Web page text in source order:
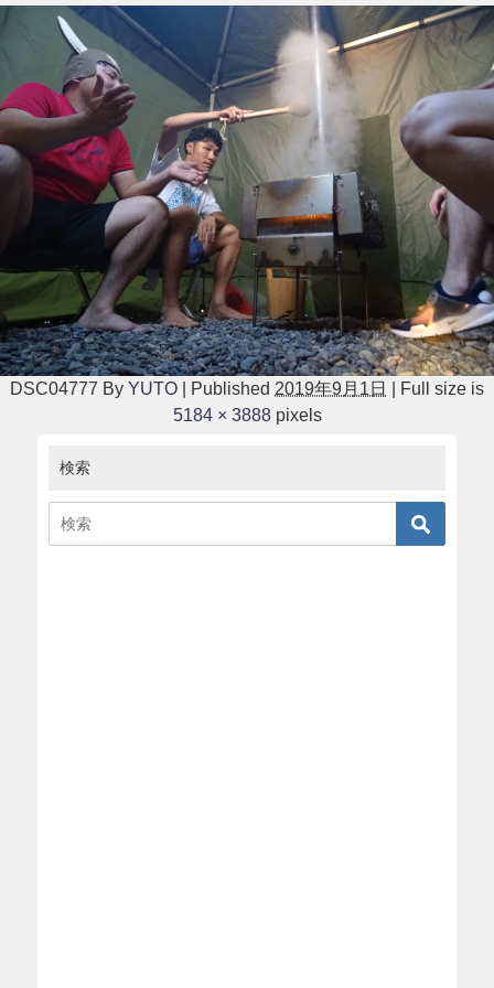
DSC04777 By YUTO Published 2019年9月1日
Full size is
5184 × 3888pixels
検索